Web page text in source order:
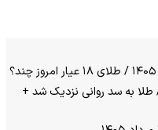
طلا امروز ۱۵ مردادماه ۱۴۰۵/ طلا به سد روانی نزدیک شد +